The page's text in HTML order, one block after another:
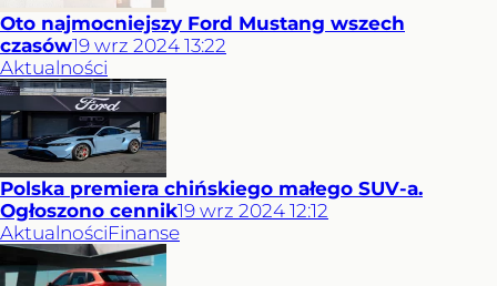
Oto najmocniejszy Ford Mustang wszech
czasów19 wrz 2024 13:22
Aktualności
Polska premiera chińskiego małego SUV-a.
Ogłoszono cennik19 wrz 2024 12:12
AktualnościFinanse